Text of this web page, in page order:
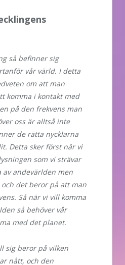
så befinner sig
vår värld. I detta
om att man
komma i kontakt med
på den frekvens man
oss är alltså inte
de rätta nycklarna
Detta sker först när vi
som vi strävar
av andevärlden men
det beror på att man
Så när vi vill komma
så behöver vår
med det planet.
sig beror på vilken
nått, och den